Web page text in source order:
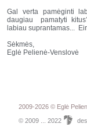
Gal verta pamėginti
daugiau pamatyti
labiau suprantamas...
Sėkmės,
Eglė Pelienė-Venslovė
© 2009 ... 2022
2009-2026 © Eglė